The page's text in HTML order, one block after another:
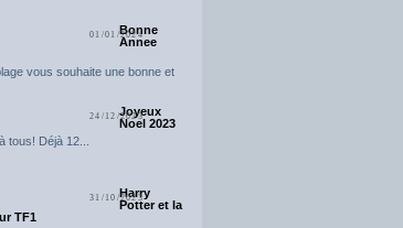
01/01/2024
Bonne
Annee
vous souhaite une bonne et
24/12/2023
Joyeux
Noel 2023
tous! Déjà 12...
31/10/2023
Harry
Potter et la
TF1